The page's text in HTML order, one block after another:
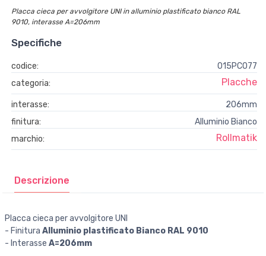
Placca cieca per avvolgitore UNI in alluminio plastificato bianco RAL
9010, interasse A=206mm
Specifiche
codice:
015PC077
categoria:
Placche
interasse:
206mm
finitura:
Alluminio Bianco
marchio:
Rollmatik
Descrizione
Placca cieca per avvolgitore UNI
- Finitura Alluminio plastificato Bianco RAL 9010
- Interasse A=206mm